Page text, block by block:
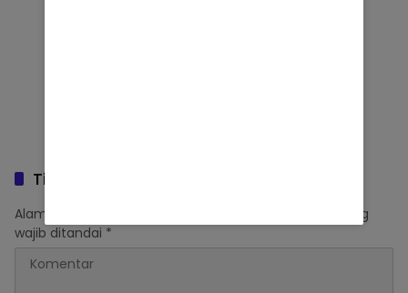
Tinggalkan Balasan
Alamat email Anda tidak akan dipublikasikan.
Ruas yang
wajib ditandai *